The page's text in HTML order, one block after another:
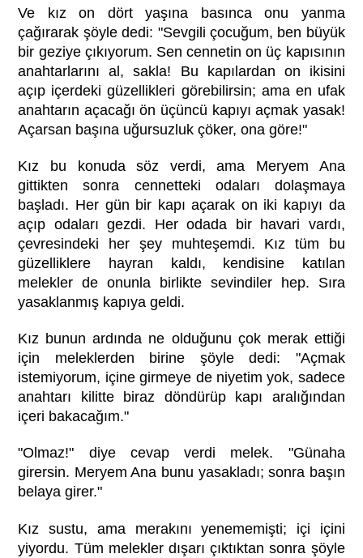
Ve kız on dört yaşına basınca onu yanma
çağırarak şöyle dedi: "Sevgili çocuğum, ben büyük
bir geziye çıkıyorum. Sen cennetin on üç kapısının
anahtarlarını al, sakla! Bu kapılardan on ikisini
açıp içerdeki güzellikleri görebilirsin; ama en ufak
anahtarın açacağı ön üçüncü kapıyı açmak yasak!
Açarsan başına uğursuzluk çöker, ona göre!"
Kız bu konuda söz verdi, ama Meryem Ana
gittikten sonra cennetteki odaları dolaşmaya
başladı. Her gün bir kapı açarak on iki kapıyı da
açıp odaları gezdi. Her odada bir havari vardı,
çevresindeki her şey muhteşemdi. Kız tüm bu
güzelliklere hayran kaldı, kendisine katılan
melekler de onunla birlikte sevindiler hep. Sıra
yasaklanmış kapıya geldi.
Kız bunun ardında ne olduğunu çok merak ettiği
için meleklerden birine şöyle dedi: "Açmak
istemiyorum, içine girmeye de niyetim yok, sadece
anahtarı kilitte biraz döndürüp kapı aralığından
içeri bakacağım."
"Olmaz!" diye cevap verdi melek. "Günaha
girersin. Meryem Ana bunu yasakladı; sonra başın
belaya girer."
Kız sustu, ama merakını yenememişti; içi içini
yiyordu. Tüm melekler dışarı çıktıktan sonra şöyle